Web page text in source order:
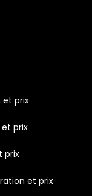
et prix
et prix
prix
et prix